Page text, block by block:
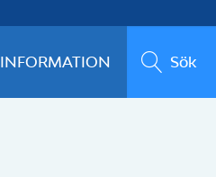
INFORMATION Sök